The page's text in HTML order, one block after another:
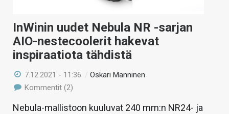
InWinin uudet Nebula NR -sarjan
AIO-nestecoolerit hakevat
inspiraatiota tähdistä
7.12.2021 - 11:36 /Oskari Manninen
Kommentit (2)
Nebula-mallistoon kuuluvat 240 mm:n NR24- ja